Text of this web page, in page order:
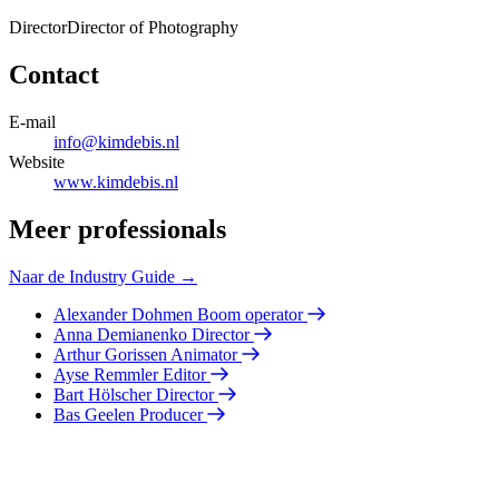
DirectorDirector of Photography
Contact
E-mail
info@kimdebis.nl
Website
www.kimdebis.nl
Meer professionals
Naar de Industry Guide →
Alexander Dohmen Boom operator
Anna Demianenko Director
Arthur Gorissen Animator
Ayse Remmler Editor
Bart Hölscher Director
Bas Geelen Producer